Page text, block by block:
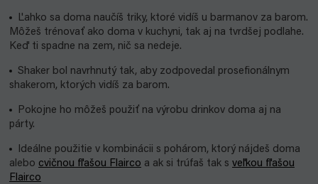
Ľahko sa doma naučíš triky, ktoré vidíš u barmanov za barom.
Môžeš trénovať ako doma v kuchyni, tak aj na tvrdšej podlahe.
Keď ti spadne na zem, nič sa nedeje.
Shaker bol navrhnutý tak, aby zodpovedal prosefionálnym
shakerom, ktorých vidíš za barom.
Pokojne ho môžeš použiť na výrobu drinkov doma aj na
párty.
Ideálne použitie v kombinácii s pohárom, ktorý nájdeš doma
alebo cvičnou fľašou Flairco a ak si trúfaš tak s veľkou fľašou
Flairco